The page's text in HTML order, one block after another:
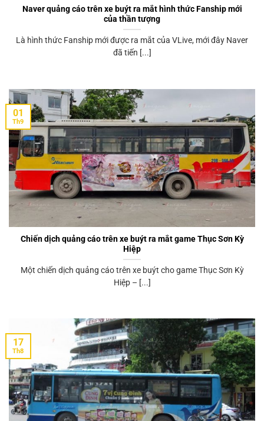
Naver quảng cáo trên xe buýt ra mắt hình thức Fanship mới
của thần tượng
Là hình thức Fanship mới được ra mắt của VLive, mới đây Naver
đã tiến [...]
Chiến dịch quảng cáo trên xe buýt ra mắt game Thục Sơn Kỳ
Hiệp
Một chiến dịch quảng cáo trên xe buýt cho game Thục Sơn Kỳ
Hiệp – [...]
01
Th9
17
Th8